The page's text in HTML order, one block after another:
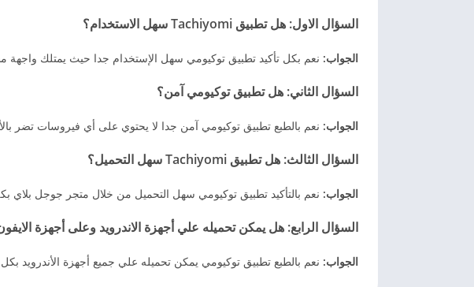
السؤال الاول: هل تطبيق Tachiyomi سهل الاستخدام؟
الجواب: نعم بكل تأكيد تطبيق توكيومي سهل الإستخدام جدا حيث يمتلك واجهة
السؤال الثاني: هل تطبيق توكيومي آمن؟
الجواب: نعم بالطبع تطبيق توكيومي آمن جدا لا يحتوي على أي فيروسات تضر
السؤال الثالث: هل تطبيق Tachiyomi سهل التحميل؟
الجواب: نعم بالتأكيد تطبيق توكيومي سهل التحميل من خلال متجر جوجل بلاي
السؤال الرابع: هل يمكن تحميله علي أجهزة الاندرويد وعلى أجهزة
الجواب: نعم بالطبع تطبيق توكيومي يمكن تحميله علي جميع أجهزة الأندرويد